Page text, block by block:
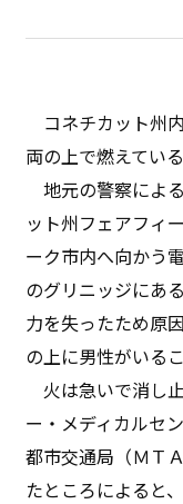
コネチカット州
両の上で燃えてい
地元の警察によ
ット州フェアフィ
ーク市内へ向かう
のグリニッジにあ
力を失ったため原
の上に男性がいる
火は急いで消し
ー・メディカルセ
都市交通局（ＭＴ
たところによると